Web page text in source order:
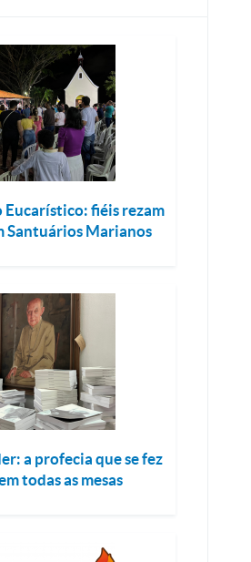
Eucarístico: fiéis rezam
Santuários Marianos
a profecia que se fez
todas as mesas